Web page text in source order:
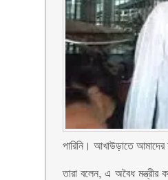
পারিনি। আখাউড়াতে আমাদের
তারা বলেন, এ অবৈধ